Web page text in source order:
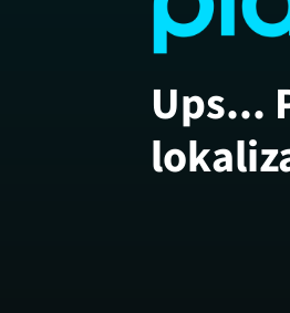
Ups...